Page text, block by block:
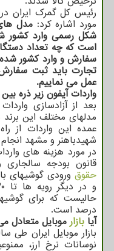
رئیس کل گمرک ایران
مورد اشاره کرد:
شکل رسمی وارد کشور
است که چه تعداد
سفارش و وارد کشور
تجارت باید ثبت
عمل می نماییم.
واردات آیفون زیر ذره بین
بعد از آزادسازی
مدلهای مختلف این
عمده این واردات از
شهیدباهنر و مشهد
در مورد هزینه های
قانون بودجه
حقوق
درصد است.
آیا بازار موبایل متعادل
بازار موبایل ایران طی
نوسانات نرخ ارز،